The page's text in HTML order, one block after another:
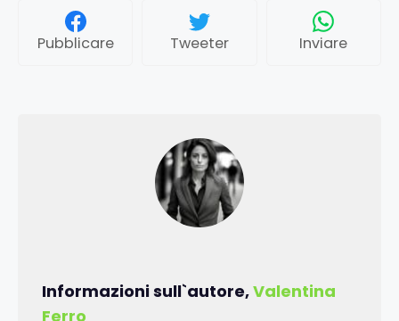
Pubblicare Tweeter Inviare
Informazioni sull`autore,Valentina
Ferro